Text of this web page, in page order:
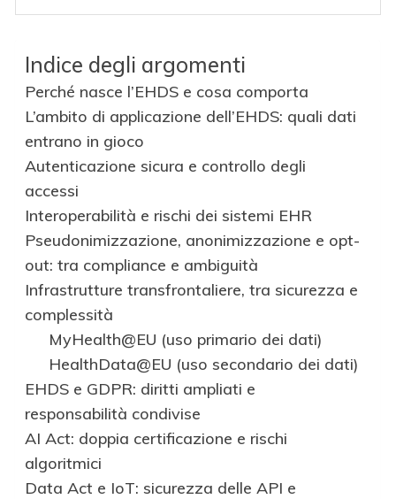
Indice degli argomenti
Perché nasce l’EHDS e cosa comporta
L’ambito di applicazione dell’EHDS: quali dati
entrano in gioco
Autenticazione sicura e controllo degli
accessi
Interoperabilità e rischi dei sistemi EHR
Pseudonimizzazione, anonimizzazione e opt-
out: tra compliance e ambiguità
Infrastrutture transfrontaliere, tra sicurezza e
complessità
MyHealth@EU (uso primario dei dati)
HealthData@EU (uso secondario dei dati)
EHDS e GDPR: diritti ampliati e
responsabilità condivise
AI Act: doppia certificazione e rischi
algoritmici
Data Act e IoT: sicurezza delle API e